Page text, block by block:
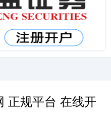
正规平台 在线开